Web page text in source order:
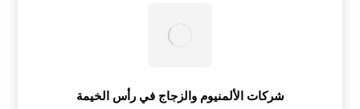
شركات الألمنيوم والزجاج في رأس الخيمة